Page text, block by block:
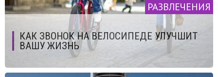
РАЗВЛЕЧЕНИЯ
КАК ЗВОНОК НА ВЕЛОСИПЕДЕ УЛУЧШИТ
ВАШУ ЖИЗНЬ